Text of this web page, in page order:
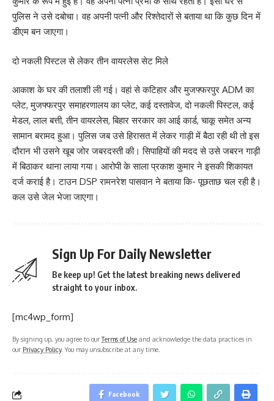
पुलिस ने उसे दबोचा। वह अपनी पत्नी और रिश्तेदारों से बताया था कि कुछ दिन में
डीएम बन जाएगा।
दो नकली पिस्टल से लेकर तीन वायरलेस सेट मिले
आकाश के घर की तलाशी ली गई। वहां से कटिहार और मुजफ्फरपुर ADM का
प्लेट, मुजफ्फरपुर समाहरणालय का प्लेट, कई दस्तावेज, दो नकली पिस्टल, कई
मेडल, लाल बत्ती, तीन वायरलेस, बिहार सरकार का आई कार्ड, चाकू समेत अन्य
सामान बरामद हुआ। पुलिस जब उसे हिरासत में लेकर गाड़ी में बैठा रही थी तो इस
दौरान भी उसने खूब जोर जबरदस्ती की। सिपाहियों की मदद से उसे जबरन गाड़ी
में बिठाकर थाना लाया गया। आरोपी के साला प्रकाश कुमार ने इसकी शिकायत
दर्ज कराई है। टाउन DSP रामनरेश पासवान ने बताया कि- पूछताछ चल रही है।
कल उसे जेल भेजा जाएगा।
Sign Up For Daily Newsletter
Be keep up! Get the latest breaking news delivered
straight to your inbox.
[mc4wp_form]
By signing up, you agree to ourTerms of Use and acknowledge the data practices in
our Privacy Policy. You may unsubscribe at any time.
Facebook